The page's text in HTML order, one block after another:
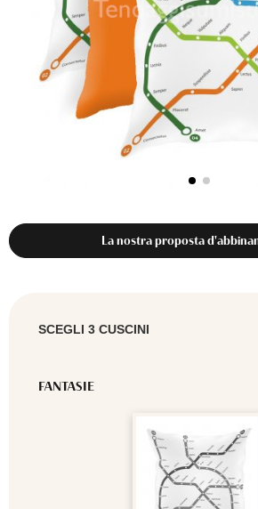
La nostra proposta
SCEGLI 3 CUSCINI
FANTASIE